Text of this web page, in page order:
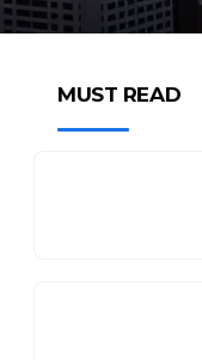
MUST READ